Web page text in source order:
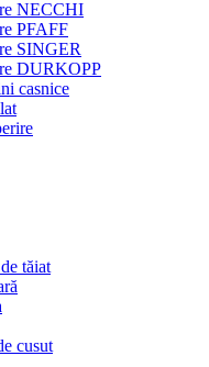
NECCHI
PFAFF
SINGER
DURKOPP
casnice
tăiat
cusut